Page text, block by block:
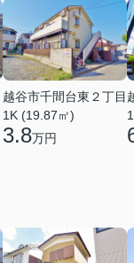
越谷市千間台東２丁目
1K (19.87㎡)
3.8万円